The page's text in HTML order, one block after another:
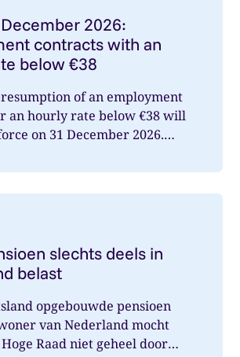
2026:
contracts with an
below €38
of an employment
an hourly rate below €38 will
on 31 December 2026.
slechts deels in
belast
opgebouwde pensioen
van Nederland mocht
Raad niet geheel door